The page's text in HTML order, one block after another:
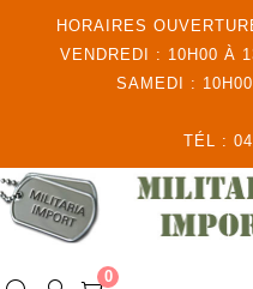
HORAIRES
VENDREDI : 10H00 À
SAMEDI :
TÉL :
0